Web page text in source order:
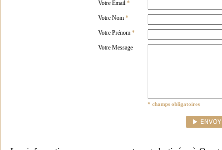
Votre Email *
Votre Nom *
Votre Prénom *
Votre Message
* champs obligatoires